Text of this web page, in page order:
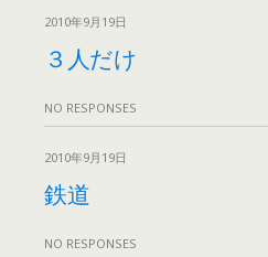
2010年9月19日
３人だけ
NO RESPONSES
2010年9月19日
鉄道
NO RESPONSES